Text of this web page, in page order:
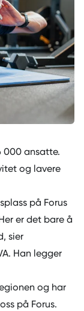
000 ansatte.
og lavere
på Forus
er det bare å
sier
Han legger
og har
på Forus.